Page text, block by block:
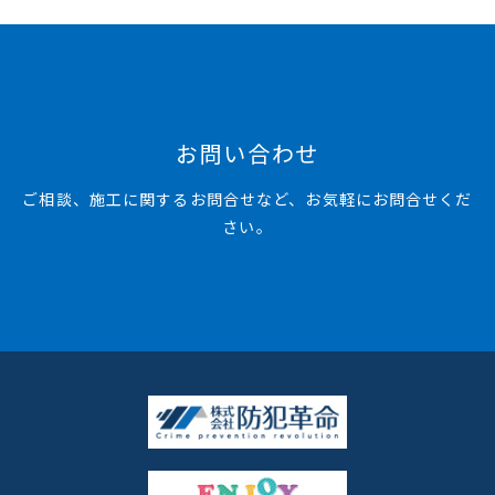
お問い合わせ
ご相談、施工に関するお問合せなど、お気軽にお問合せくだ
さい。